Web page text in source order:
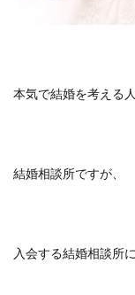
本気で結婚を考える
結婚相談所ですが、
入会する結婚相談所